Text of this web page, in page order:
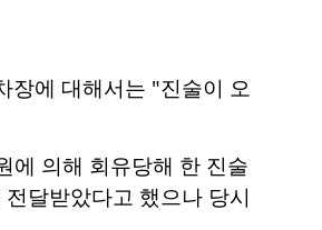
장에 대해서는 "진술이 오
에 의해 회유당해 한 진술
달받았다고 했으나 당시